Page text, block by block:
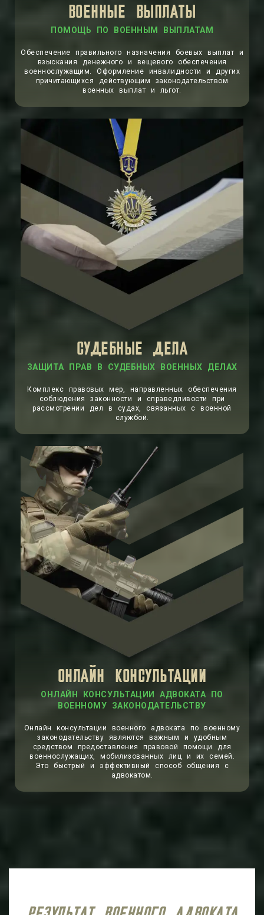
ВОЕННЫЕ ВЫПЛАТЫ
ПОМОЩЬ ПО ВОЕННЫМ ВЫПЛАТАМ
Обеспечение правильного назначения боевых выплат и
взыскания денежного и вещевого обеспечения
военнослужащим. Оформление инвалидности и других
причитающихся действующим законодательством
военных выплат и льгот.
СУДЕБНЫЕ ДЕЛА
ЗАЩИТА ПРАВ В СУДЕБНЫХ ВОЕННЫХ ДЕЛАХ
Комплекс правовых мер, направленных обеспечения
соблюдения законности и справедливости при
рассмотрении дел в судах, связанных с военной
службой.
ОНЛАЙН КОНСУЛЬТАЦИИ
ОНЛАЙН КОНСУЛЬТАЦИИ АДВОКАТА ПО
ВОЕННОМУ ЗАКОНОДАТЕЛЬСТВУ
Онлайн консультации военного адвоката по военному
законодательству являются важным и удобным
средством предоставления правовой помощи для
военнослужащих, мобилизованных лиц и их семей.
Это быстрый и эффективный способ общения с
адвокатом.